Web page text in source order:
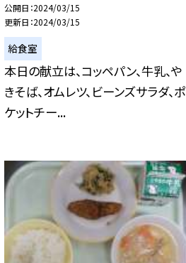
公開日 2024/03/15
更新日 2024/03/15
給食室
本日の献立は、コッペパン、牛乳、や
きそば、オムレツ、ビーンズサラダ、ポ
ケットチー...